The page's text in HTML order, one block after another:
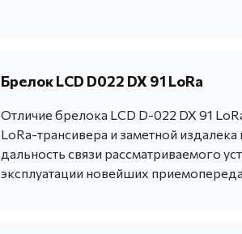
Брелок LCD D022 DX 91 LoRa
Отличие брелока LCD D-022 DX 91
LoRa-трансивера и заметной
дальность связи рассматриваемого
эксплуатации новейших